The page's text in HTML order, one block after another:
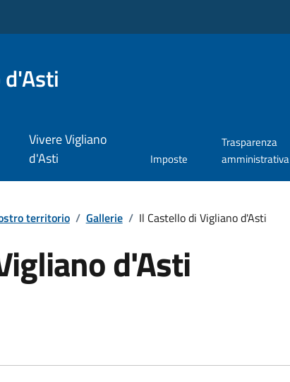
Vivere Vigliano
d'Asti
Imposte
Trasparenza
amministrativa
territorio / Gallerie / Il Castello di Vigliano d'Asti
d'Asti